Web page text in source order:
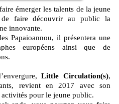
de faire découvrir au public la
innovante.
Papaioannou, il présentera une
européens ainsi que de
Little Circulation(s),
revient en 2017 avec son
pour le jeune public.